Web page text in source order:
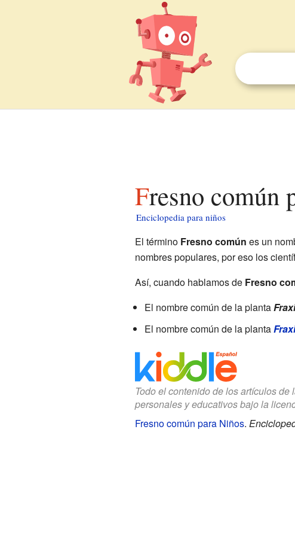
Fresno común
Enciclopedia para niños
El término Fresno común es un
nombres populares, por eso los
Así, cuando hablamos de Fresno
El nombre común de la planta
El nombre común de la planta
Todo el contenido de los artículos de
personales y educativos bajo la
Fresno común para Niños.